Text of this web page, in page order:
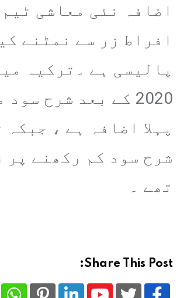
اضافہ نئی معاشی
افراط زر سے نمٹنے
پالیسی ہے ۔ترکیہ
2020 کے بعد شرح
پہلا اضافہ ہے ، جبکہ
شرح سود کم رکھنے پر
تھے ۔
Share This Post: